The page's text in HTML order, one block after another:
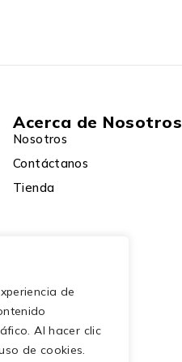
de
Al hacer clic
de cookies.
Acerca de Nosotros
Nosotros
Contáctanos
Tienda